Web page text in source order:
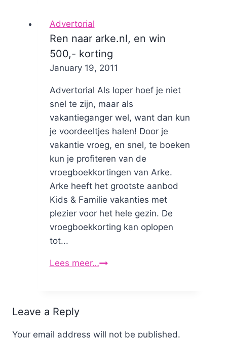
Advertorial
Ren naar arke.nl, en win
500,- korting
ByNicole
January 19, 2011
Advertorial Als loper hoef je niet
snel te zijn, maar als
vakantieganger wel, want dan kun
je voordeeltjes halen! Door je
vakantie vroeg, en snel, te boeken
kun je profiteren van de
vroegboekkortingen van Arke.
Arke heeft het grootste aanbod
Kids & Familie vakanties met
plezier voor het hele gezin. De
vroegboekkorting kan oplopen
tot...
Lees meer…Ren
500,-
Leave a Reply
Your email address will not be published.